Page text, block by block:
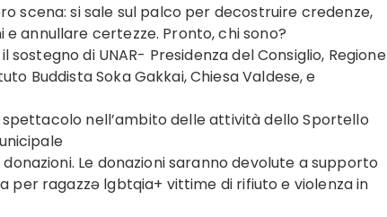
scena: si sale sul palco per decostruire credenze,
annullare certezze. Pronto, chi sono?
sostegno di UNAR- Presidenza del Consiglio, Regione
Buddista Soka Gakkai, Chiesa Valdese, e
nell’ambito delle attività dello Sportello
Le donazioni saranno devolute a supporto
per ragazzə lgbtqia+ vittime di rifiuto e violenza in